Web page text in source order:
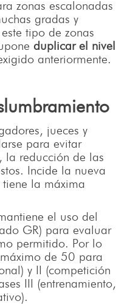
zonas escalonadas
gradas y
tipo de zonas
duplicar el nivel
anteriormente.
jueces y
para evitar
la reducción de las
Incide la nueva
tiene la máxima
el uso del
GR) para evaluar
permitido. Por lo
de 50 para
y II (competición
III (entrenamiento,